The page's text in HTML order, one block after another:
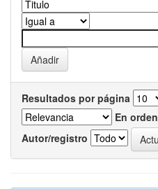
Resultados por página
En orden
Autor/registro